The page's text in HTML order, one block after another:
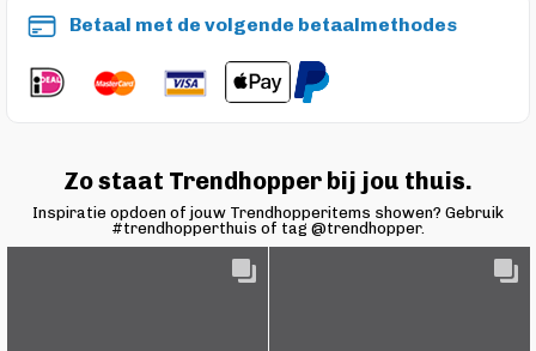
Betaal met de volgende betaalmethodes
Zo staat Trendhopper bij jou thuis.
Inspiratie opdoen of jouw Trendhopperitems showen? Gebruik
#trendhopperthuis of tag @trendhopper.